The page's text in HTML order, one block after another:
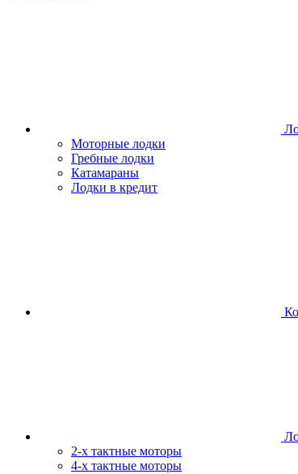
Моторные лодки
Гребные лодки
Катамараны
Лодки в кредит
2-х тактные моторы
4-х тактные моторы